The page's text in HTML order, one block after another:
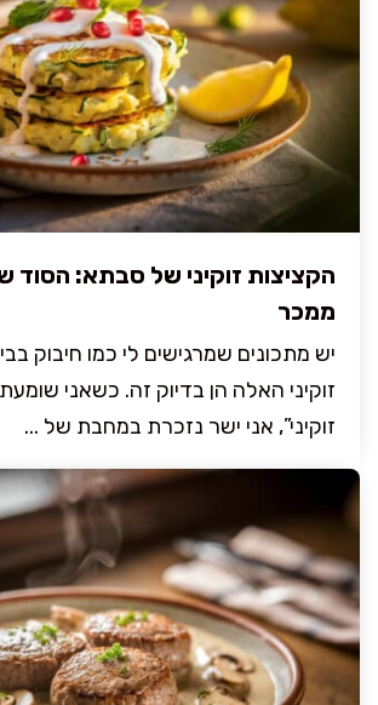
הקציצות זוקיני של סבתא: הסוד
ממכר
יש מתכונים שמרגישים לי כמו חיבוק
זוקיני האלה הן בדיוק זה. כשאני
זוקיני”, אני ישר נזכרת במחבת של ...